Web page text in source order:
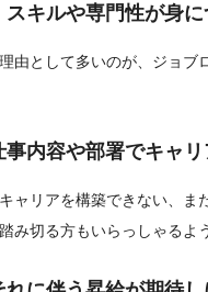
キルや専門性が身
由として多いのが、ジョ
内容や部署でキャ
ャリアを構築できない、
み切る方もいらっしゃるよ